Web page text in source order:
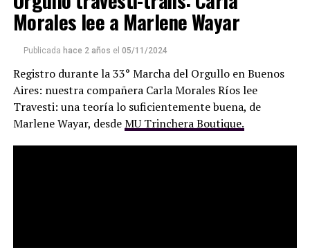
que han hecho del callar y mentir un oficio altamente
remunerativo, y con grandes empresas que han
metamorfoseado la idea de comunicación para
convertirse en sedes de operaciones políticas y negocios
turbios.
Morales lee a Marlene Wayar
Publicada hace 2 años el 05/11/2024
Registro durante la 33° Marcha del Orgullo en Buenos
Aires: nuestra compañera Carla Morales Ríos lee
Travesti: una teoría lo suficientemente buena, de
Marlene Wayar, desdeMU Trinchera Boutique.